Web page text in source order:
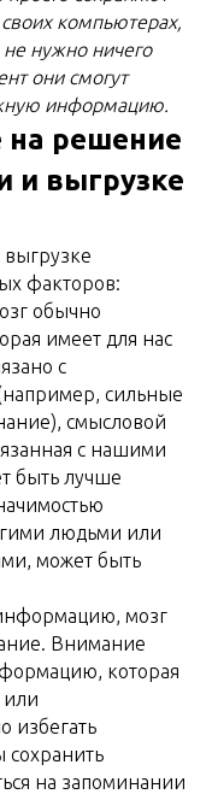
компьютерах,
не нужно ничего
они смогут
информацию.
решение
и выгрузке
факторов:
обычно
имеет для нас
с
сильные
смысловой
с нашими
быть лучше
людьми или
может быть
мозг
Внимание
которая
или
избегать
сохранить
на запоминании